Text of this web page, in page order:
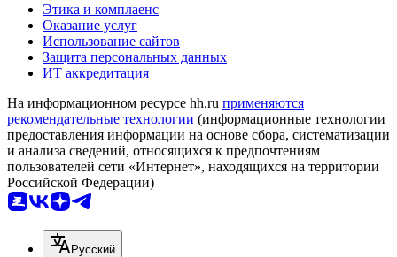
Этика и комплаенс
Оказание услуг
Использование сайтов
Защита персональных данных
ИТ аккредитация
На информационном ресурсе hh.ru применяются
рекомендательные технологии (информационные технологии
предоставления информации на основе сбора, систематизации
и анализа сведений, относящихся к предпочтениям
пользователей сети «Интернет», находящихся на территории
Российской Федерации)
Русский